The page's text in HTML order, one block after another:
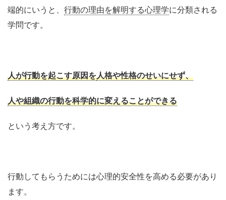
端的にいうと、 行動の理由を解明する心理学に分類される
学問です。
人が行動を起こす原因を人格や性格のせいにせず、
人や組織の行動を科学的に変えることができる
という考え方です。
行動してもらうためには心理的安全性を高める必要があり
ます。